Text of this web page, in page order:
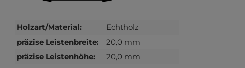
Holzart/Material:
Echtholz
präzise Leistenbreite:
20,0 mm
präzise Leistenhöhe:
20,0 mm